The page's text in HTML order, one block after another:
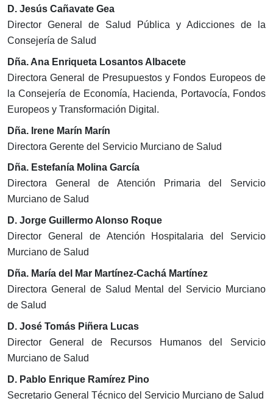
D. Jesús Cañavate Gea
Director General de Salud Pública y Adicciones de la
Consejería de Salud
Dña. Ana Enriqueta Losantos Albacete
Directora General de Presupuestos y Fondos Europeos de
la Consejería de Economía, Hacienda, Portavocía, Fondos
Europeos y Transformación Digital.
Dña. Irene Marín Marín
Directora Gerente del Servicio Murciano de Salud
Dña. Estefanía Molina García
Directora General de Atención Primaria del Servicio
Murciano de Salud
D. Jorge Guillermo Alonso Roque
Director General de Atención Hospitalaria del Servicio
Murciano de Salud
Dña. María del Mar Martínez-Cachá Martínez
Directora General de Salud Mental del Servicio Murciano
de Salud
D. José Tomás Piñera Lucas
Director General de Recursos Humanos del Servicio
Murciano de Salud
D. Pablo Enrique Ramírez Pino
Secretario General Técnico del Servicio Murciano de Salud